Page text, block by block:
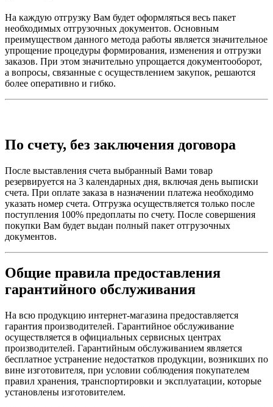
На каждую отгрузку Вам будет оформляться весь пакет
необходимых отгрузочных документов. Основным
преимуществом данного метода работы является значительное
упрощение процедуры формирования, изменения и отгрузки
заказов. При этом значительно упрощается документооборот,
а вопросы, связанные с осуществлением закупок, решаются
более оперативно и гибко.
По счету, без заключения договора
После выставления счета выбранный Вами товар
резервируется на 3 календарных дня, включая день выписки
счета. При оплате заказа в назначении платежа необходимо
указать номер счета. Отгрузка осуществляется только после
поступления 100% предоплаты по счету. После совершения
покупки Вам будет выдан полный пакет отгрузочных
документов.
Общие правила предоставления
гарантийного обслуживания
На всю продукцию интернет-магазина предоставляется
гарантия производителей. Гарантийное обслуживание
осуществляется в официальных сервисных центрах
производителей. Гарантийным обслуживанием является
бесплатное устранение недостатков продукции, возникших по
вине изготовителя, при условии соблюдения покупателем
правил хранения, транспортировки и эксплуатации, которые
установлены изготовителем.